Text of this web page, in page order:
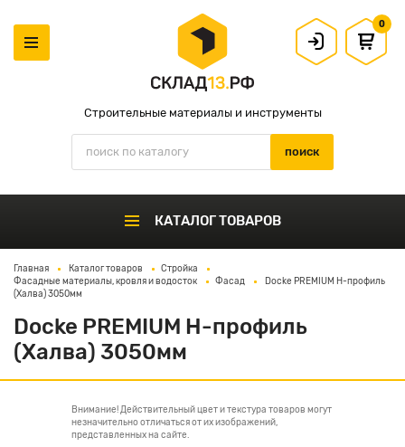
Строительные материалы и инструменты
0
КАТАЛОГ ТОВАРОВ
Главная Каталог товаров
Стройка
Фасадные материалы, кровля и водосток
Фасад
Docke PREMIUM Н-профиль
(Халва) 3050мм
Docke PREMIUM Н-профиль
(Халва) 3050мм
Внимание! Действительный цвет и текстура товаров могут
незначительно отличаться от их изображений,
представленных на сайте.